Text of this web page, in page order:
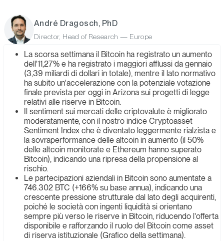
André Dragosch, PhD
Director, Head of Research — Europe
La scorsa settimana il Bitcoin ha registrato un aumento
dell'11,27% e ha registrato i maggiori afflussi da gennaio
(3,39 miliardi di dollari in totale), mentre il lato normativo
ha subito un'accelerazione con la potenziale votazione
finale prevista per oggi in Arizona sui progetti di legge
relativi alle riserve in Bitcoin.
Il sentiment sui mercati delle criptovalute è migliorato
moderatamente, con il nostro indice Cryptoasset
Sentiment Index che è diventato leggermente rialzista e
la sovraperformance delle altcoin in aumento (il 50%
delle altcoin monitorate e Ethereum hanno superato
Bitcoin), indicando una ripresa della propensione al
rischio.
Le partecipazioni aziendali in Bitcoin sono aumentate a
746.302 BTC (+166% su base annua), indicando una
crescente pressione strutturale dal lato degli acquirenti,
poiché le società con ingenti liquidità si orientano
sempre più verso le riserve in Bitcoin, riducendo l'offerta
disponibile e rafforzando il ruolo del Bitcoin come asset
di riserva istituzionale (Grafico della settimana).